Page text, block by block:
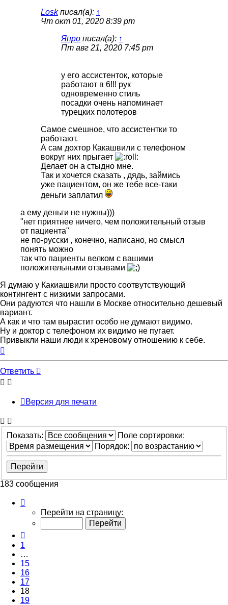
Loskписал(а): ↑
Чт окт 01, 2020 8:39 pm
Япро писал(а): ↑
Пт авг 21, 2020 7:45 pm
у его ассистенток, которые
работают в 6!!! рук
одновременно стиль
посадки очень напоминает
турецких полотеров
Самое смешное, что ассистентки то
работают.
А сам дохтор Какашвили с телефоном
вокруг них прыгает
Делает он а стыдно мне.
Так и хочется сказать , дядь, займись
уже пациентом, он же тебе все-таки
деньги заплатил
а ему деньги не нужны)))
"нет приятнее ничего, чем положительный отзыв
от пациента"
не по-русски , конечно, написано, но смысл
понять можно
так что пациенты велком с вашими
положительными отзывами
Я думаю у Какиашвили просто соотвутствующий
контингент с низкими запросами.
Они радуются что нашли в Москве относительно дешевый
вариант.
А как и что там вырастит особо не думают видимо.
Ну и доктор с телефоном их видимо не пугает.
Привыкли наши люди к хреновому отношению к себе.
началу
Ответить
Версия для печати
Показать:
Поле сортировки:
Порядок:
183 сообщения
18
19
Перейти на страницу:
1
…
15
16
17
18
19